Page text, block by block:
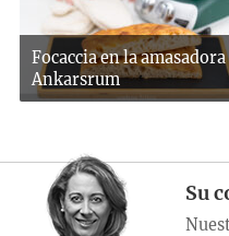
Focaccia en la amasadora
Ankarsrum
Su